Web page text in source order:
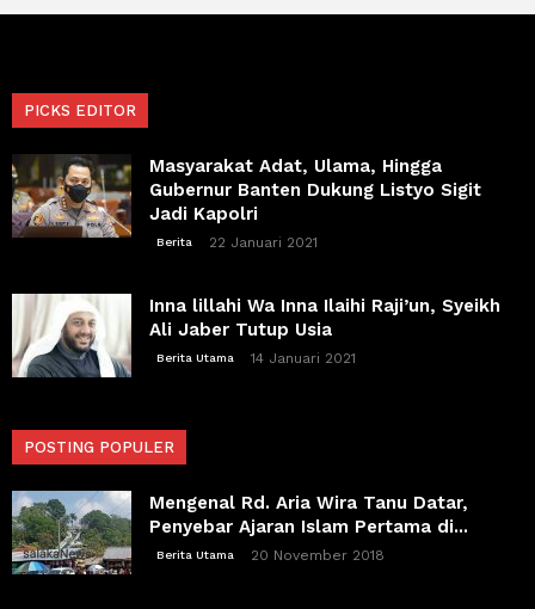
PICKS EDITOR
Masyarakat Adat, Ulama, Hingga
Gubernur Banten Dukung Listyo Sigit
Jadi Kapolri
Berita 22 Januari 2021
Inna lillahi Wa Inna Ilaihi Raji’un, Syeikh
Ali Jaber Tutup Usia
Berita Utama 14 Januari 2021
POSTING POPULER
Mengenal Rd. Aria Wira Tanu Datar,
Penyebar Ajaran Islam Pertama di...
Berita Utama 20 November 2018